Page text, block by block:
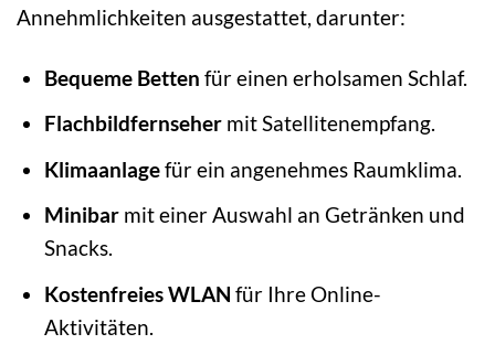
Annehmlichkeiten ausgestattet, darunter:
Bequeme Betten für einen erholsamen Schlaf.
Flachbildfernsehermit Satellitenempfang.
Klimaanlagefür ein angenehmes Raumklima.
Minibarmit einer Auswahl an Getränken und
Snacks.
Kostenfreies WLAN für Ihre Online-
Aktivitäten.